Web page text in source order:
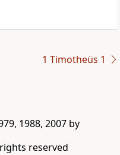
1 Timotheüs 1
1988, 2007 by
reserved